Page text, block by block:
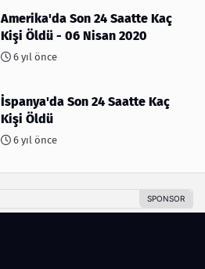
Amerika'da Son 24 Saatte Kaç
Kişi Öldü - 06 Nisan 2020
6 yıl önce
İspanya'da Son 24 Saatte Kaç
Kişi Öldü
6 yıl önce